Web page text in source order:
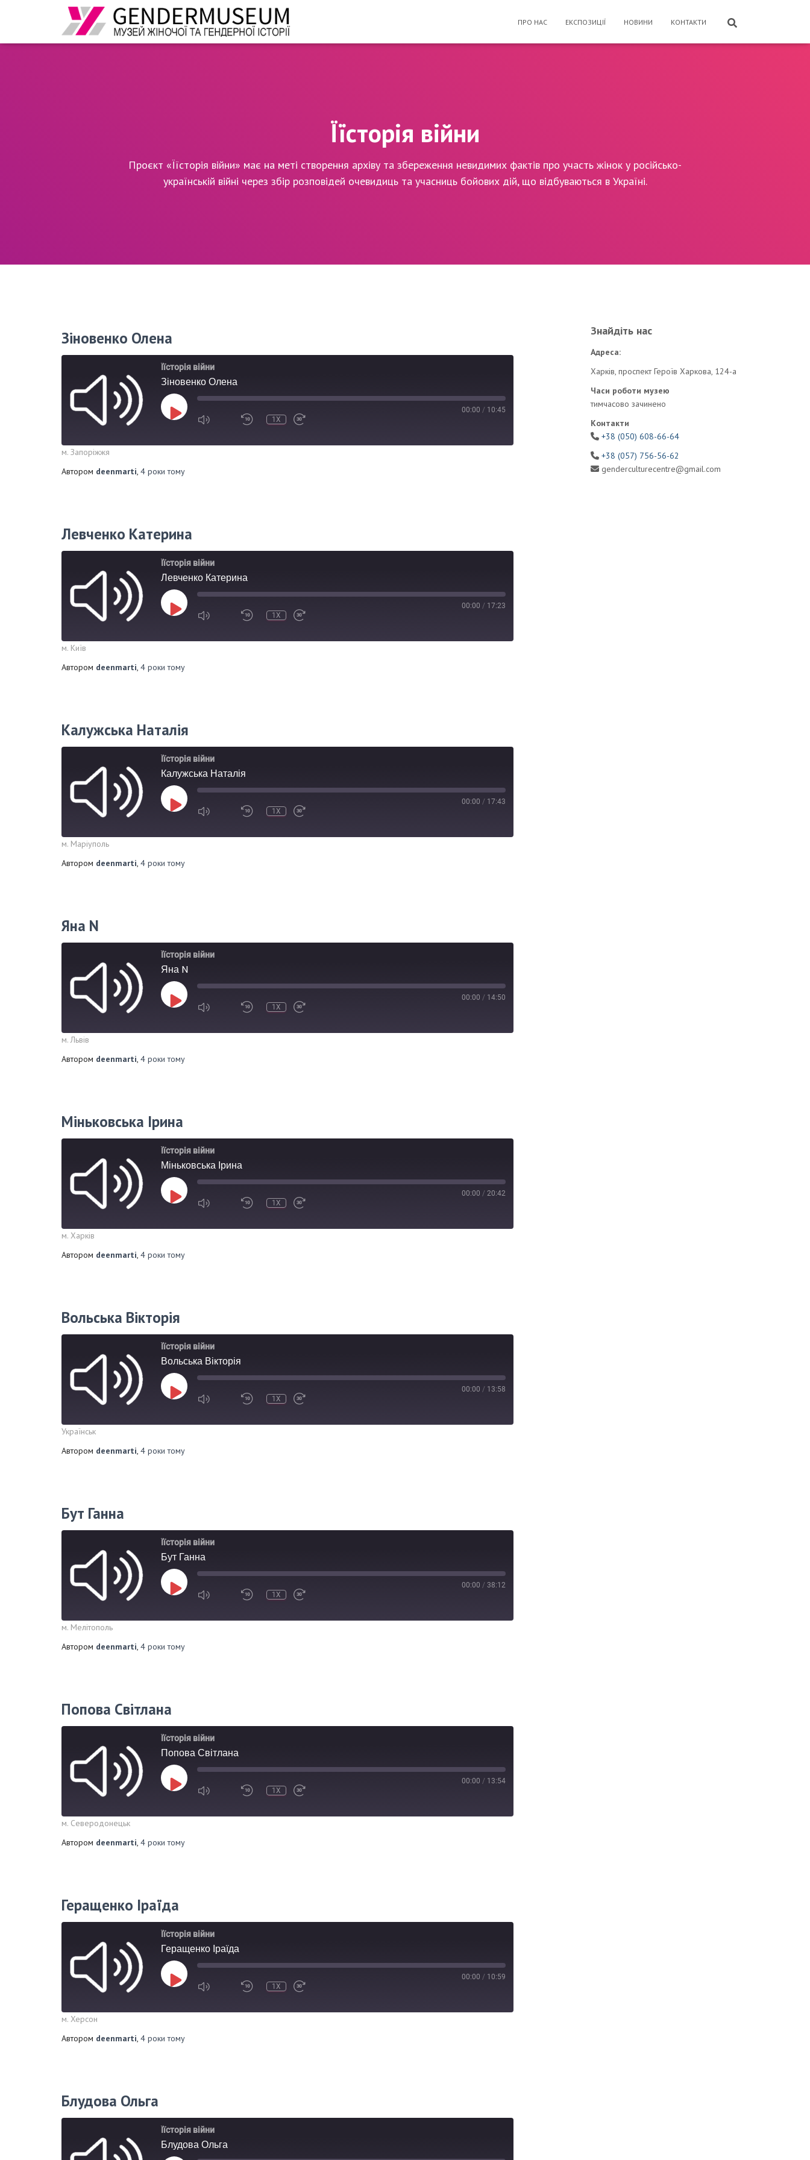
ПРО НАС ЕКСПОЗИЦІЇ НОВИНИ КОНТАКТИ
Їїсторія війни
Проєкт «Їїсторія війни» має на меті створення архіву та збереження невидимих фактів про участь жінок у російсько-
українській війні через збір розповідей очевидиць та учасниць бойових дій, що відбуваються в Україні.
Зіновенко Олена
Їїсторія війни
Зіновенко Олена
1X
00:00 / 10:45
м. Запоріжжя
Автором deenmarti, 4 роки тому
Левченко Катерина
Їїсторія війни
Левченко Катерина
1X
00:00 / 17:23
м. Київ
Автором deenmarti, 4 роки тому
Калужська Наталія
Їїсторія війни
Калужська Наталія
1X
00:00 / 17:43
м. Маріуполь
Автором deenmarti, 4 роки тому
Яна N
Їїсторія війни
Яна N
1X
00:00 / 14:50
м. Львів
Автором deenmarti, 4 роки тому
Міньковська Ірина
Їїсторія війни
Міньковська Ірина
1X
00:00 / 20:42
м. Харків
Автором deenmarti, 4 роки тому
Вольська Вікторія
Їїсторія війни
Вольська Вікторія
1X
00:00 / 13:58
Українськ
Автором deenmarti, 4 роки тому
Бут Ганна
Їїсторія війни
Бут Ганна
1X
00:00 / 38:12
м. Мелітополь
Автором deenmarti, 4 роки тому
Попова Світлана
Їїсторія війни
Попова Світлана
1X
00:00 / 13:54
м. Северодонецьк
Автором deenmarti, 4 роки тому
Геращенко Іраїда
Їїсторія війни
Геращенко Іраїда
1X
00:00 / 10:59
м. Херсон
Автором deenmarti, 4 роки тому
Блудова Ольга
Їїсторія війни
Блудова Ольга
Знайдіть нас
Адреса:
Харків, проспект Героїв Харкова, 124-а
Часи роботи музею
тимчасово зачинено
Контакти
+38 (050) 608-66-64
+38 (057) 756-56-62
genderculturecentre@gmail.com